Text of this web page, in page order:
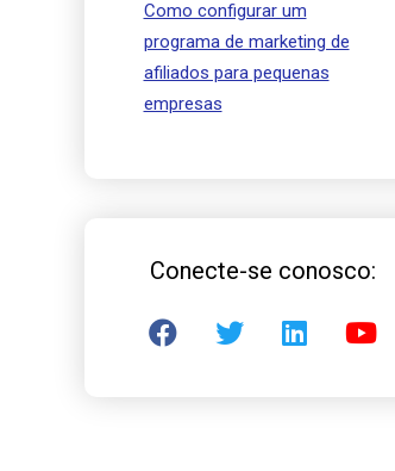
Como configurar um
programa de marketing de
afiliados para pequenas
empresas
Conecte-se conosco: